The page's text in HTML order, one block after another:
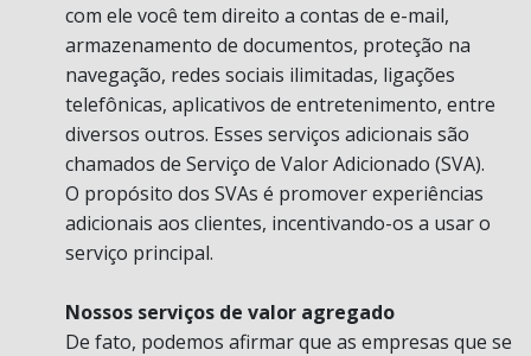
com ele você tem direito a contas de e-mail,
armazenamento de documentos, proteção na
navegação, redes sociais ilimitadas, ligações
telefônicas, aplicativos de entretenimento, entre
diversos outros. Esses serviços adicionais são
chamados de Serviço de Valor Adicionado (SVA).
O propósito dos SVAs é promover experiências
adicionais aos clientes, incentivando-os a usar o
serviço principal.
Nossos serviços de valor agregado
De fato, podemos afirmar que as empresas que se